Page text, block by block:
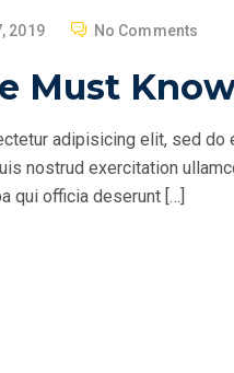
2019 No Comments
Must
adipisicing elit, sed
nostrud exercitation
qui officia deserunt […]